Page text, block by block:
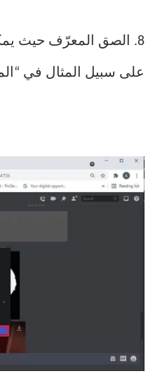
8. الصق المعرّف حيث
على سبيل المثال في